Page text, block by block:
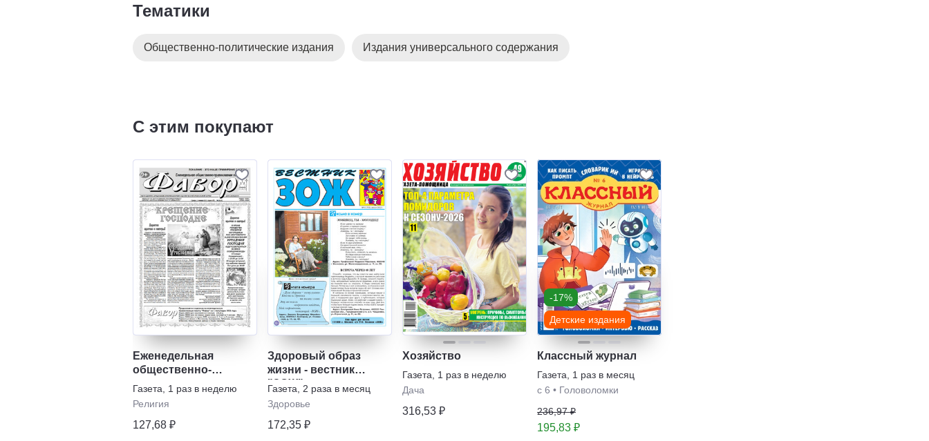
Тематики
Общественно-политические издания Издания универсального содержания
С этим покупают
Еженедельная
общественно-
православная газета
"Фавор"
Газета
1 раз в неделю
Религия
127,68 ₽
Здоровый образ
жизни - вестник
"ЗОЖ"
Газета
2 раза в месяц
Здоровье
172,35 ₽
Хозяйство
Газета
1 раз в неделю
Дача
316,53 ₽
-17%
Детские издания
Классный журнал
Газета
1 раз в месяц
с 6 • Головоломки
236,97 ₽
195,83 ₽